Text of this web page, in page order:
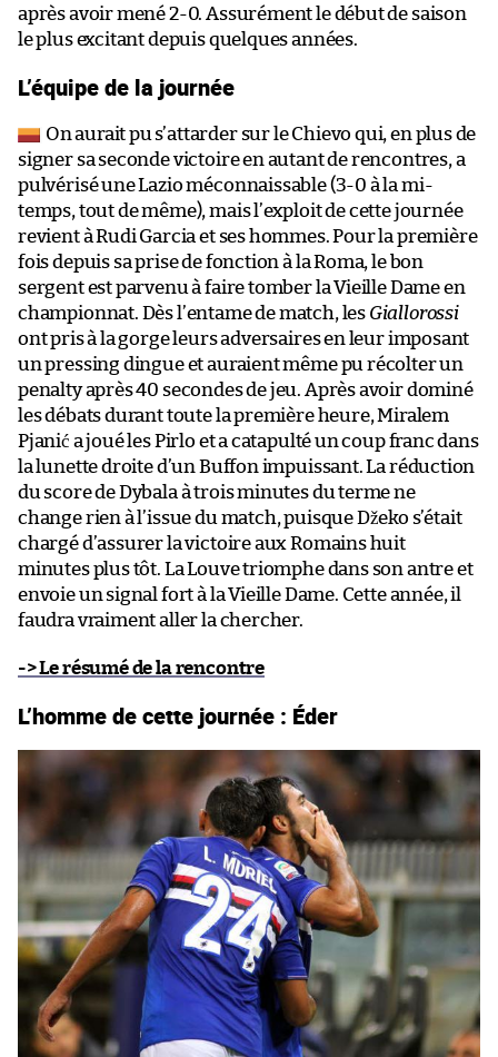
après avoir mené 2-0. Assurément le début de saison
le plus excitant depuis quelques années.
L’équipe de la journée
On aurait pu s’attarder sur le Chievo qui, en plus de
signer sa seconde victoire en autant de rencontres, a
pulvérisé une Lazio méconnaissable (3-0 à la mi-
temps, tout de même), mais l’exploit de cette journée
revient à Rudi Garcia et ses hommes. Pour la première
fois depuis sa prise de fonction à la Roma, le bon
sergent est parvenu à faire tomber la Vieille Dame en
championnat. Dès l’entame de match, les Giallorossi
ont pris à la gorge leurs adversaires en leur imposant
un pressing dingue et auraient même pu récolter un
penalty après 40 secondes de jeu. Après avoir dominé
les débats durant toute la première heure, Miralem
Pjanić a joué les Pirlo et a catapulté un coup franc dans
la lunette droite d’un Buffon impuissant. La réduction
du score de Dybala à trois minutes du terme ne
change rien à l’issue du match, puisque Džeko s’était
chargé d’assurer la victoire aux Romains huit
minutes plus tôt. La Louve triomphe dans son antre et
envoie un signal fort à la Vieille Dame. Cette année, il
faudra vraiment aller la chercher.
-> Le résumé de la rencontre
L’homme de cette journée : Éder